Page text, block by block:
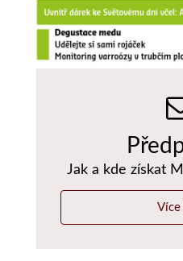
Jak a kde získat